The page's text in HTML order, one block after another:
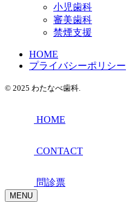
小児歯科
審美歯科
禁煙支援
HOME
プライバシーポリシー
© 2025 わたなべ歯科.
HOME
CONTACT
問診票
MENU